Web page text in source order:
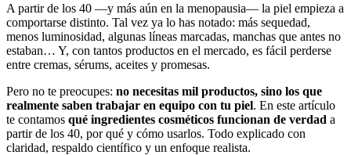
A partir de los 40 —y más aún en la menopausia— la piel empieza a
comportarse distinto. Tal vez ya lo has notado: más sequedad,
menos luminosidad, algunas líneas marcadas, manchas que antes no
estaban… Y, con tantos productos en el mercado, es fácil perderse
entre cremas, sérums, aceites y promesas.
Pero no te preocupes: no necesitas mil productos, sino los que
realmente saben trabajar en equipo con tu piel. En este artículo
te contamos qué ingredientes cosméticos funcionan de verdad a
partir de los 40, por qué y cómo usarlos. Todo explicado con
claridad, respaldo científico y un enfoque realista.